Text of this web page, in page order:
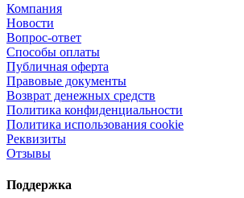
Компания
Новости
Вопрос-ответ
Способы оплаты
Публичная оферта
Правовые документы
Возврат денежных средств
Политика конфиденциальности
Политика использования cookie
Реквизиты
Отзывы
Поддержка